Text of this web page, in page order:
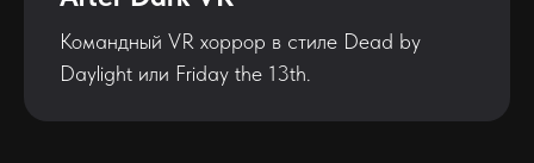
Командный VR хоррор в стиле Dead by
Daylight или Friday the 13th.